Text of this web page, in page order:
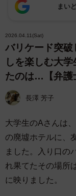
まい
2026.04.11(Sat)
バリケード突
しを楽しむ大
たのは…【弁護
長澤 芳子
大学生のAさんは
の廃墟ホテルに、
ました。入り口の
れ果てたその場所
に映りました。